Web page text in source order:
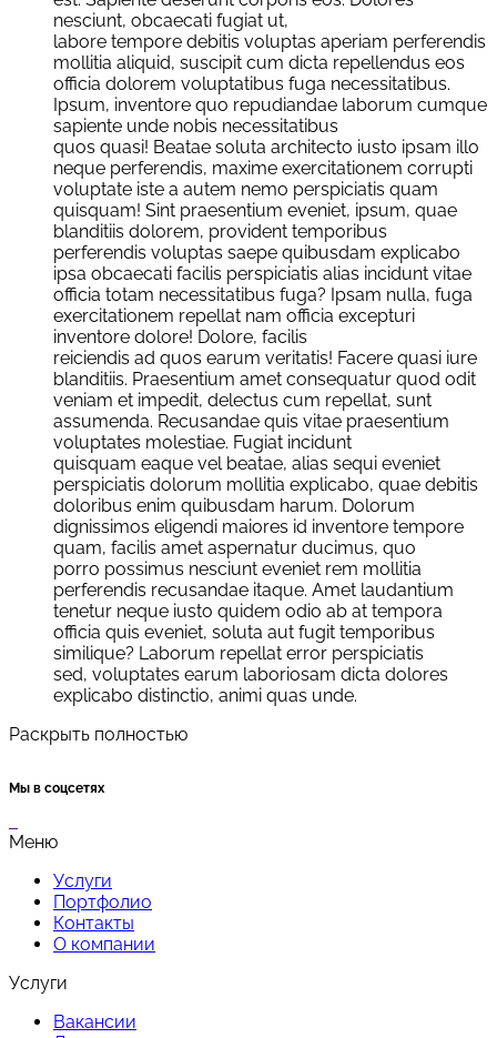
nesciunt, obcaecati fugiat ut,
labore tempore debitis voluptas aperiam perferendis
mollitia aliquid, suscipit cum dicta repellendus eos
officia dolorem voluptatibus fuga necessitatibus.
Ipsum, inventore quo repudiandae laborum cumque
sapiente unde nobis necessitatibus
quos quasi! Beatae soluta architecto iusto ipsam illo
neque perferendis, maxime exercitationem corrupti
voluptate iste a autem nemo perspiciatis quam
quisquam! Sint praesentium eveniet, ipsum, quae
blanditiis dolorem, provident temporibus
perferendis voluptas saepe quibusdam explicabo
ipsa obcaecati facilis perspiciatis alias incidunt vitae
officia totam necessitatibus fuga? Ipsam nulla, fuga
exercitationem repellat nam officia excepturi
inventore dolore! Dolore, facilis
reiciendis ad quos earum veritatis! Facere quasi iure
blanditiis. Praesentium amet consequatur quod odit
veniam et impedit, delectus cum repellat, sunt
assumenda. Recusandae quis vitae praesentium
voluptates molestiae. Fugiat incidunt
quisquam eaque vel beatae, alias sequi eveniet
perspiciatis dolorum mollitia explicabo, quae debitis
doloribus enim quibusdam harum. Dolorum
dignissimos eligendi maiores id inventore tempore
quam, facilis amet aspernatur ducimus, quo
porro possimus nesciunt eveniet rem mollitia
perferendis recusandae itaque. Amet laudantium
tenetur neque iusto quidem odio ab at tempora
officia quis eveniet, soluta aut fugit temporibus
similique? Laborum repellat error perspiciatis
sed, voluptates earum laboriosam dicta dolores
explicabo distinctio, animi quas unde.
Раскрыть полностью
Мы в соцсетях
Меню
Услуги
Портфолио
Контакты
О компании
Услуги
Вакансии